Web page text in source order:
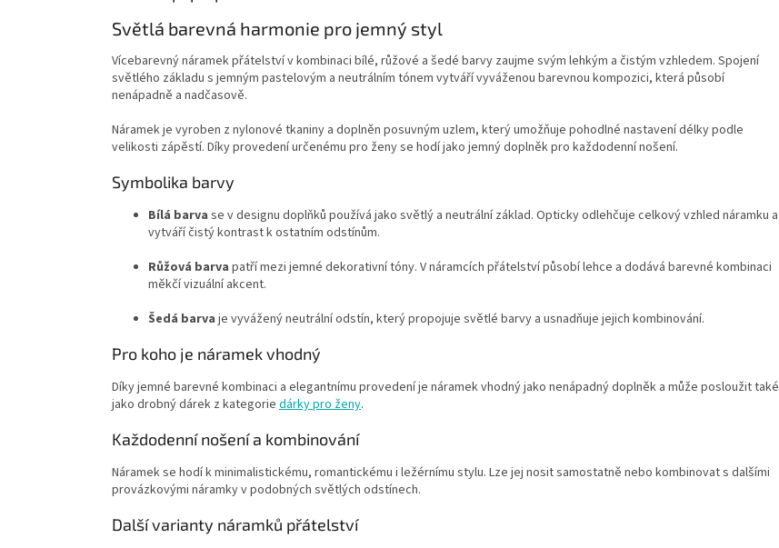
Světlá barevná harmonie pro jemný styl
Vícebarevný náramek přátelství v kombinaci bílé, růžové a šedé barvy zaujme svým lehkým a čistým vzhledem. Spojení
světlého základu s jemným pastelovým a neutrálním tónem vytváří vyváženou barevnou kompozici, která působí
nenápadně a nadčasově.
Náramek je vyroben z nylonové tkaniny a doplněn posuvným uzlem, který umožňuje pohodlné nastavení délky podle
velikosti zápěstí. Díky provedení určenému pro ženy se hodí jako jemný doplněk pro každodenní nošení.
Symbolika barvy
Bílá barva se v designu doplňků používá jako světlý a neutrální základ. Opticky odlehčuje celkový vzhled náramku a
vytváří čistý kontrast k ostatním odstínům.
Růžová barva patří mezi jemné dekorativní tóny. V náramcích přátelství působí lehce a dodává barevné kombinaci
měkčí vizuální akcent.
Šedá barva je vyvážený neutrální odstín, který propojuje světlé barvy a usnadňuje jejich kombinování.
Pro koho je náramek vhodný
Díky jemné barevné kombinaci a elegantnímu provedení je náramek vhodný jako nenápadný doplněk a může posloužit také
jako drobný dárek z kategorie dárky pro ženy.
Každodenní nošení a kombinování
Náramek se hodí k minimalistickému, romantickému i ležérnímu stylu. Lze jej nosit samostatně nebo kombinovat s dalšími
provázkovými náramky v podobných světlých odstínech.
Další varianty náramků přátelství